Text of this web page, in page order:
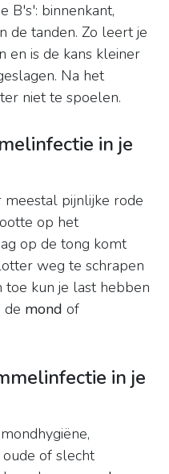
B's': binnenkant,
de tanden. Zo leert je
en is de kans kleiner
Na het
niet te spoelen.
in je
meestal pijnlijke rode
op het
op de tong komt
weg te schrapen
toe kun je last hebben
de mond of
in je
of slecht